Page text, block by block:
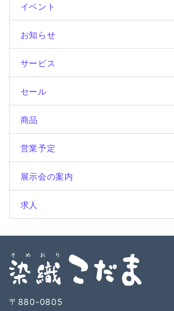
イベント
お知らせ
サービス
セール
商品
営業予定
展示会の案内
求人
〒880-0805